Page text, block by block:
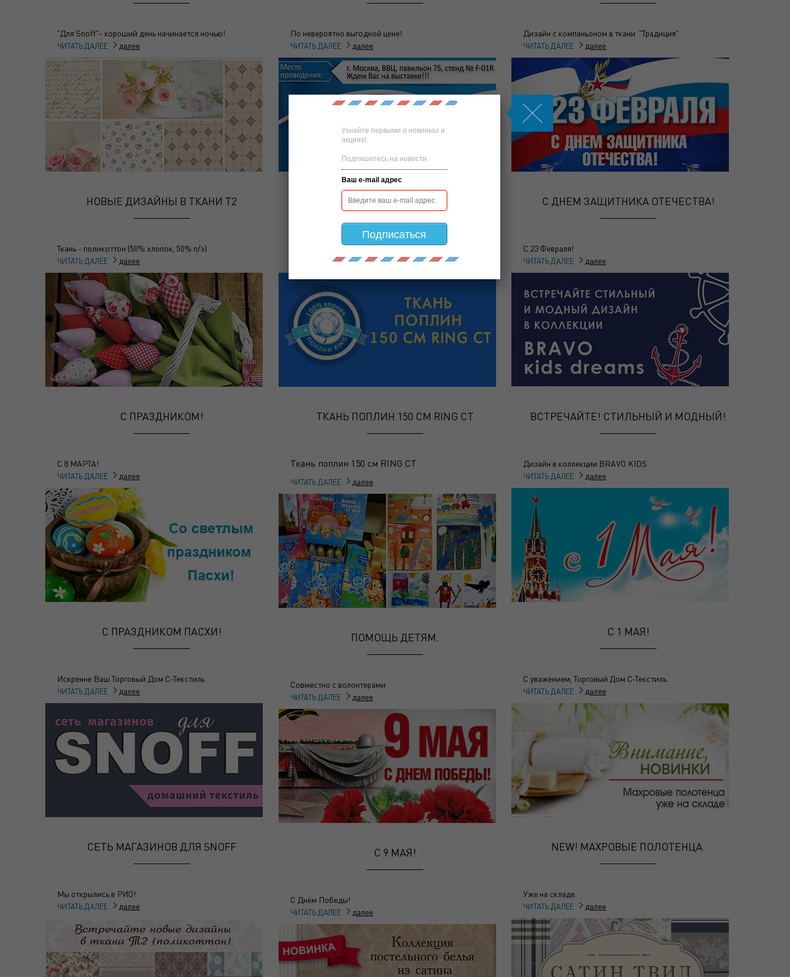
"Для Snoff"- хороший день начинается ночью!
ЧИТАТЬ ДАЛЕЕ далее
НОВЫЕ ДИЗАЙНЫ В ТКАНИ Т2
Ткань - поликоттон (50% хлопок, 50% п/э)
ЧИТАТЬ ДАЛЕЕ далее
С ПРАЗДНИКОМ!
С 8 МАРТА!
ЧИТАТЬ ДАЛЕЕ далее
С ПРАЗДНИКОМ ПАСХИ!
Искренне Ваш Торговый Дом С-Текстиль
ЧИТАТЬ ДАЛЕЕ далее
СЕТЬ МАГАЗИНОВ ДЛЯ SNOFF
Мы открылись в РИО!
ЧИТАТЬ ДАЛЕЕ далее
По невероятно выгодной цене!
ЧИТАТЬ ДАЛЕЕ далее
ПРИГЛАШАЕМ НА ВЫСТАВКУ!
БИОТ 2016 год.
ЧИТАТЬ ДАЛЕЕ далее
ТКАНЬ ПОПЛИН 150 СМ RING CT
Ткань поплин 150 см RING CT
ЧИТАТЬ ДАЛЕЕ далее
ПОМОЩЬ ДЕТЯМ.
Совместно с волонтерами
ЧИТАТЬ ДАЛЕЕ далее
C 9 МАЯ!
С Днём Победы!
ЧИТАТЬ ДАЛЕЕ далее
Дизайн с компаньоном в ткани "Традиция"
ЧИТАТЬ ДАЛЕЕ далее
С ДНЕМ ЗАЩИТНИКА ОТЕЧЕСТВА!
С 23 Февраля!
ЧИТАТЬ ДАЛЕЕ далее
ВСТРЕЧАЙТЕ! СТИЛЬНЫЙ И МОДНЫЙ!
Дизайн в коллекции BRAVO KIDS
ЧИТАТЬ ДАЛЕЕ далее
С 1 МАЯ!
С уважением, Торговый Дом С-Текстиль.
ЧИТАТЬ ДАЛЕЕ далее
NEW! МАХРОВЫЕ ПОЛОТЕНЦА.
Уже на складе.
ЧИТАТЬ ДАЛЕЕ далее
Узнайте первыми о новинках и
акциях!
Подпишитесь на новости.
Ваш e-mail адрес
Подписаться